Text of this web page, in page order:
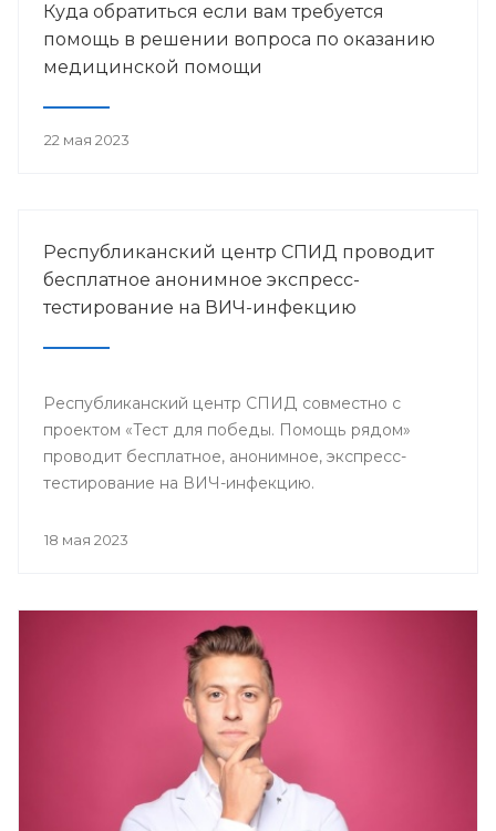
Куда обратиться если вам требуется
помощь в решении вопроса по оказанию
медицинской помощи
22 мая 2023
Республиканский центр СПИД проводит
бесплатное анонимное экспресс-
тестирование на ВИЧ-инфекцию
Республиканский центр СПИД совместно с
проектом «Тест для победы. Помощь рядом»
проводит бесплатное, анонимное, экспресс-
тестирование на ВИЧ-инфекцию.
18 мая 2023